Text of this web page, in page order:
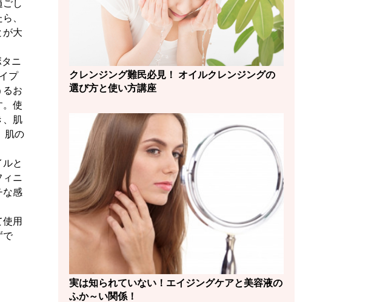
し
、
が大
ニ
プ
るお
。使
、肌
肌の
と
ィニ
な感
用
で
クレンジング難民必見！ オイルクレンジングの
選び方と使い方講座
実は知られていない！エイジングケアと美容液の
ふか～い関係！